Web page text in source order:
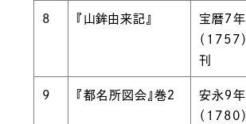
8 『山鉾由来記』
宝暦７年
（1757）
刊
9 『都名所図会』巻２
安永９年
（1780）